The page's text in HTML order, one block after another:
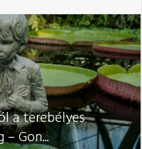
a terebélyes
Gon...